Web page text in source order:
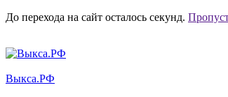
До перехода на сайт осталось секунд.
Выкса.РФ